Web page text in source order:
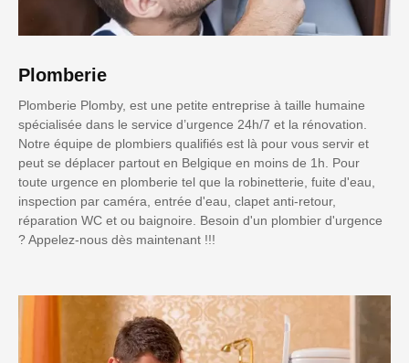
Plomberie
Plomberie Plomby, est une petite entreprise à taille humaine
spécialisée dans le service d’urgence 24h/7 et la rénovation.
Notre équipe de plombiers qualifiés est là pour vous servir et
peut se déplacer partout en Belgique en moins de 1h. Pour
toute urgence en plomberie tel que la robinetterie, fuite d'eau,
inspection par caméra, entrée d'eau, clapet anti-retour,
réparation WC et ou baignoire. Besoin d'un plombier d'urgence
? Appelez-nous dès maintenant !!!